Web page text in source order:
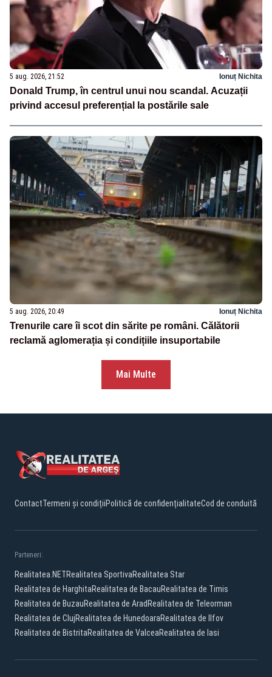
5 aug. 2026, 21:52 Ionuț Nichita
Donald Trump, în centrul unui nou scandal. Acuzații
privind accesul preferențial la postările sale
5 aug. 2026, 20:49 Ionuț Nichita
Trenurile care îi scot din sărite pe români. Călătorii
reclamă aglomerația și condițiile insuportabile
Mai Multe
ContactTermeni și condițiiPolitică de confidențialitateCod de conduită
Parteneri:
Realitatea.NETRealitatea SportivaRealitatea Star
Realitatea de HarghitaRealitatea de BacauRealitatea de Timis
Realitatea de BuzauRealitatea de Arad Realitatea de Teleorman
Realitatea de ClujRealitatea de HunedoaraRealitatea de Ilfov
Realitatea de BistritaRealitatea de ValceaRealitatea de Iasi